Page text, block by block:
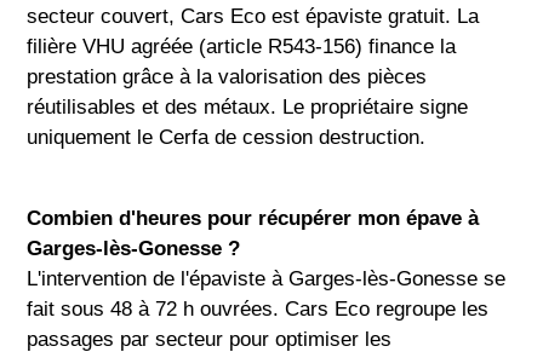
secteur couvert, Cars Eco est épaviste gratuit. La
filière VHU agréée (article R543-156) finance la
prestation grâce à la valorisation des pièces
réutilisables et des métaux. Le propriétaire signe
uniquement le Cerfa de cession destruction.
Combien d'heures pour récupérer mon épave à
Garges-lès-Gonesse ?
L'intervention de l'épaviste à Garges-lès-Gonesse se
fait sous 48 à 72 h ouvrées. Cars Eco regroupe les
passages par secteur pour optimiser les